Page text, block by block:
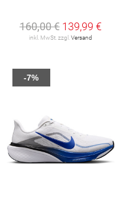
160,00 € 139,99 €
inkl. MwSt. zzgl. Versand
-7%